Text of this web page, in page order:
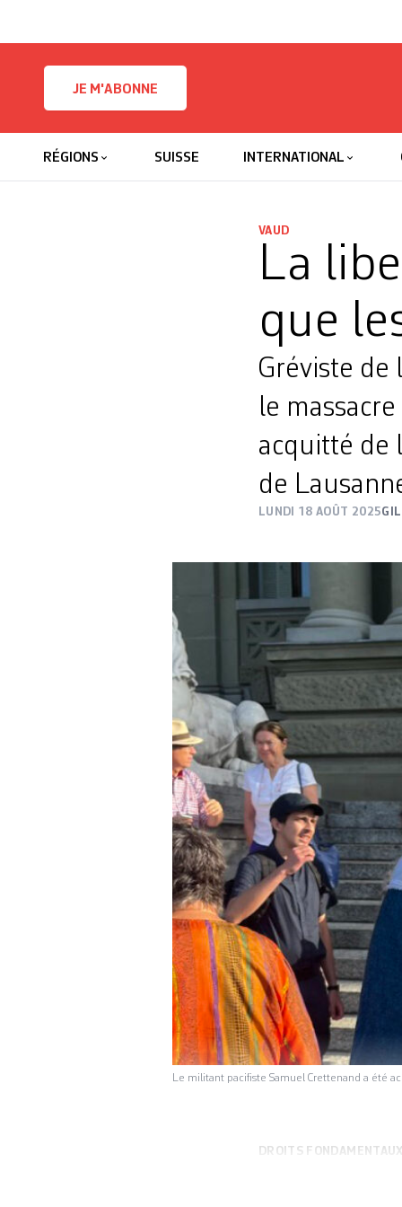
JE M'ABONNE
RÉGIONS SUISSE INTERNATIONAL
VAUD
La
que
Gréviste
le
acquitté de
de
LUNDI 18 AOÛT 2025
Le militant pacifiste Samuel Crettenand a été
DROITS FONDAMENTAUX